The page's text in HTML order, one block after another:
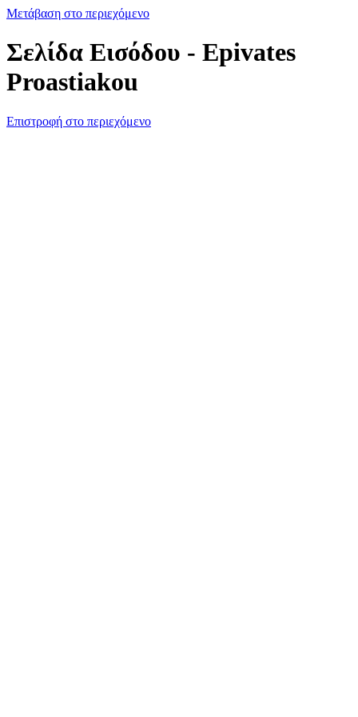
Μετάβαση στο περιεχόμενο
Σελίδα Εισόδου - Epivates
Proastiakou
Επιστροφή στο περιεχόμενο